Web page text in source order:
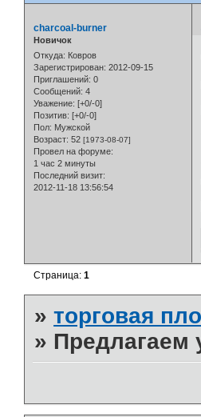
charcoal-burner
Новичок
Откуда: Ковров
Зарегистрирован: 2012-09-15
Приглашений: 0
Сообщений: 4
Уважение: [+0/-0]
Позитив: [+0/-0]
Пол: Мужской
Возраст: 52 [1973-08-07]
Провел на форуме:
1 час 2 минуты
Последний визит:
2012-11-18 13:56:54
Страница:1
»торговая
» Предлагаем